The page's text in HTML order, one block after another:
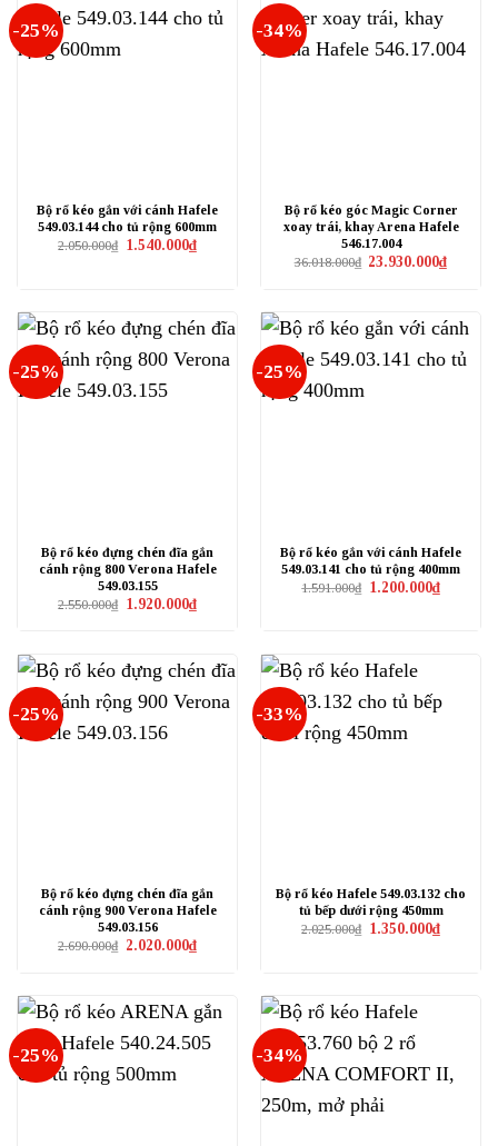
-25%
Bộ rổ kéo gắn với cánh Hafele
549.03.144 cho tủ rộng 600mm
2.050.000₫ Giá
1.540.000₫Giá
hiện
-34%
Bộ rổ kéo góc Magic Corner
xoay trái, khay Arena Hafele
546.17.004
36.018.000₫ Giá
23.930.000₫Giá
hiện
-25%
Bộ rổ kéo đựng chén đĩa gắn
cánh rộng 800 Verona Hafele
549.03.155
2.550.000₫ Giá
1.920.000₫Giá
hiện
-25%
Bộ rổ kéo gắn với cánh Hafele
549.03.141 cho tủ rộng 400mm
1.591.000₫ Giá
1.200.000₫Giá
hiện
-25%
Bộ rổ kéo đựng chén đĩa gắn
cánh rộng 900 Verona Hafele
549.03.156
2.690.000₫ Giá
2.020.000₫Giá
hiện
-33%
Bộ rổ kéo Hafele 549.03.132 cho
tủ bếp dưới rộng 450mm
2.025.000₫ Giá
1.350.000₫Giá
hiện
-25% -34%